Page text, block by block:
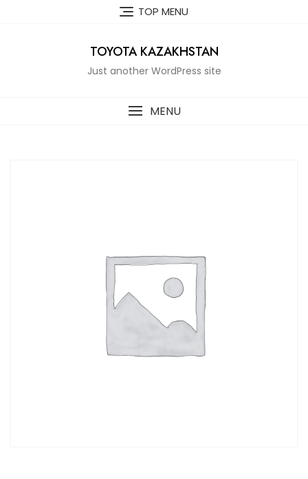
TOP MENU
TOYOTA KAZAKHSTAN
Just another WordPress site
MENU